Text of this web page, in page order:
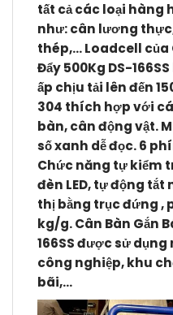
tất cả các loại hàng
như: cân lương
thép,… Loadcell của
Đẩy 500Kg DS-166SS
ấp chịu tải lên đến
304 thích hợp với
bàn, cân động vật.
số xanh dễ đọc. 6
Chức năng tự kiểm
đèn LED, tự động
thị bằng trục đứng ,
kg/g. Cân Bàn Gắn
166SSđược sử dụng
công nghiệp, khu
bãi,…